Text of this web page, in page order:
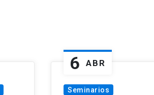
6 ABR
Seminarios